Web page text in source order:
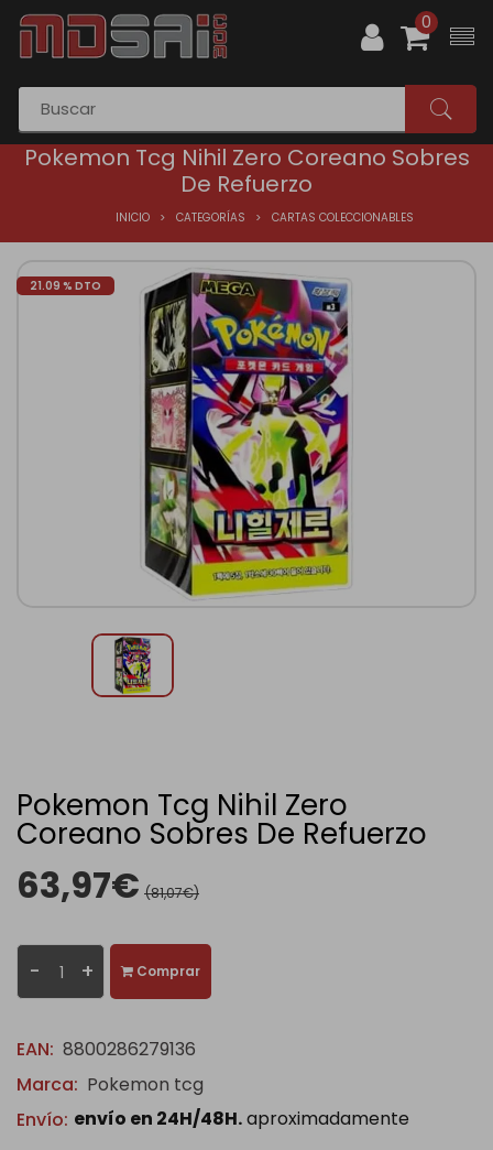
0
Pokemon Tcg Nihil Zero Coreano Sobres
De Refuerzo
INICIO CATEGORÍAS CARTAS COLECCIONABLES
21.09 % DTO
Pokemon Tcg Nihil Zero
Coreano Sobres De Refuerzo
63,97€ (81,07€)
- + Comprar
EAN: 8800286279136
Marca: Pokemon tcg
Envío: envío en 24H/48H.aproximadamente